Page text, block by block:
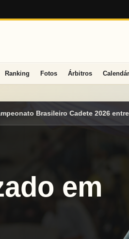
Ranking Fotos Árbitros
os destaques nacionais Mato
em